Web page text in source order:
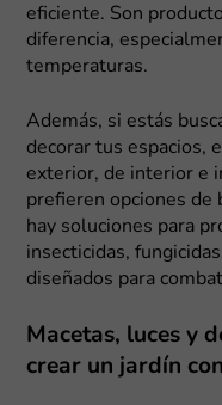
eficiente. Son
diferencia,
temperaturas.
Además, si estás
decorar tus espacios,
exterior, de interior e
prefieren opciones de
hay soluciones para
insecticidas,
diseñados para
Macetas, luces y
crear un jardín